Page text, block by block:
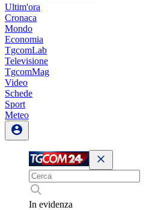
Ultim'ora
Cronaca
Mondo
Economia
TgcomLab
Televisione
TgcomMag
Video
Schede
Sport
Meteo
In evidenza